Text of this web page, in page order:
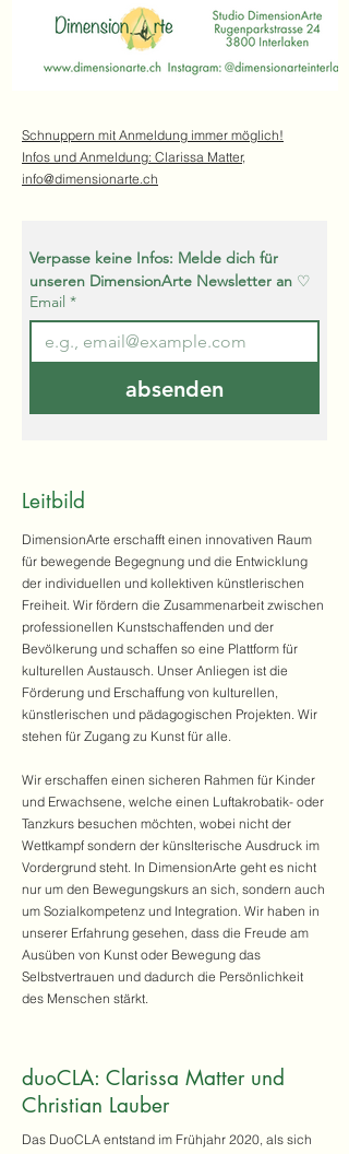
Schnuppern mit Anmeldung immer möglich!
Infos und Anmeldung: Clarissa Matter,
info@dimensionarte.ch
Verpasse keine Infos: Melde dich für
unseren DimensionArte Newsletter an ♡
Email *
absenden
Leitbild
DimensionArte erschafft einen innovativen Raum
für bewegende Begegnung und die Entwicklung
der individuellen und kollektiven künstlerischen
Freiheit. Wir fördern die Zusammenarbeit zwischen
professionellen Kunstschaffenden und der
Bevölkerung und schaffen so eine Plattform für
kulturellen Austausch. Unser Anliegen ist die
Förderung und Erschaffung von kulturellen,
künstlerischen und pädagogischen Projekten. Wir
stehen für Zugang zu Kunst für alle.
Wir erschaffen einen sicheren Rahmen für Kinder
und Erwachsene, welche einen Luftakrobatik- oder
Tanzkurs besuchen möchten, wobei nicht der
Wettkampf sondern der künslterische Ausdruck im
Vordergrund steht. In DimensionArte geht es nicht
nur um den Bewegungskurs an sich, sondern auch
um Sozialkompetenz und Integration. Wir haben in
unserer Erfahrung gesehen, dass die Freude am
Ausüben von Kunst oder Bewegung das
Selbstvertrauen und dadurch die Persönlichkeit
des Menschen stärkt.
duoCLA: Clarissa Matter und
Christian Lauber
Das DuoCLA entstand im Frühjahr 2020, als sich